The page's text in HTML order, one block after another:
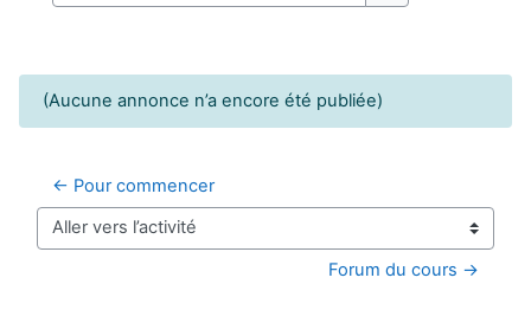
Recherche
(Aucune annonce n’a encore été publiée)
← Pour commencer
Aller vers l’activité
Forum du cours →